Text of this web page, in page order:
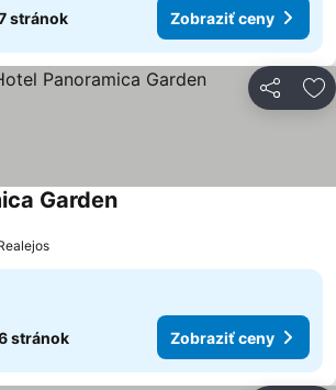
stránok Zobraziť ceny
Zdieľať
Garden
stránok Zobraziť ceny